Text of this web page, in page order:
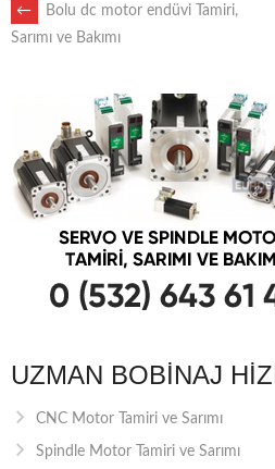
POST
NAVIGATION
←
Bolu dc motor endüvi Tamiri,
Sarımı ve Bakımı
UZMAN BOBINAJ
CNC Motor Tamiri ve Sarımı
Spindle Motor Tamiri ve Sarımı